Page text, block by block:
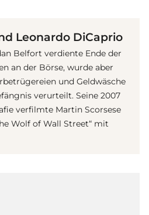
Leonardo DiCaprio
Belfort verdiente Ende der
an der Börse, wurde aber
und Geldwäsche
verurteilt. Seine 2007
verfilmte Martin Scorsese
Wolf of Wall Street“ mit